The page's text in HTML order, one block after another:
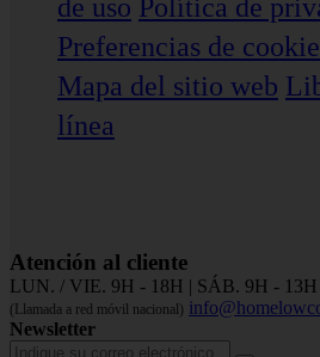
Preferencias de
Mapa del sitio web
línea
Atención al cliente
LUN. / VIE. 9H - 18H | SÁB. 9H - 13H
(Llamada a red móvil nacional)
Newsletter